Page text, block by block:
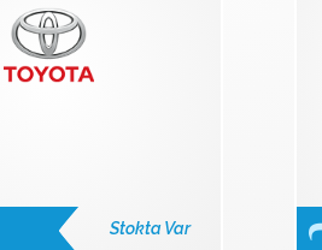
Stokta Var